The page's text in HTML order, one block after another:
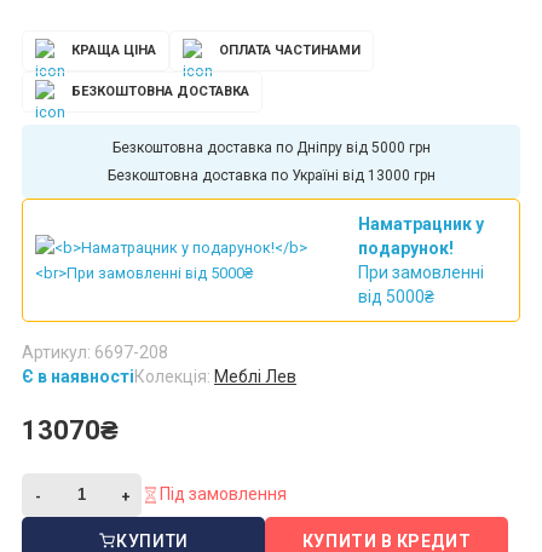
КРАЩА ЦІНА ОПЛАТА ЧАСТИНАМИ
БЕЗКОШТОВНА ДОСТАВКА
Безкоштовна доставка по Дніпру від 5000 грн
Безкоштовна доставка по Україні від 13000 грн
Наматрацник у
подарунок!
При замовленні
від 5000₴
Є в наявностіКолекція: Меблі Лев
Артикул: 6697-208
13070₴
Під замовлення
КУПИТИ
КУПИТИ В КРЕДИТ